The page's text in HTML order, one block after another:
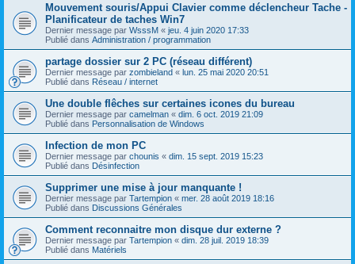
Mouvement souris/Appui Clavier comme déclencheur Tache -
Planificateur de taches Win7
Dernier message par WsssM « jeu. 4 juin 2020 17:33
Publié dans Administration / programmation
partage dossier sur 2 PC (réseau différent)
Dernier message par zombieland « lun. 25 mai 2020 20:51
Publié dans Réseau / internet
Une double flêches sur certaines icones du bureau
Dernier message par camelman « dim. 6 oct. 2019 21:09
Publié dans Personnalisation de Windows
Infection de mon PC
Dernier message par chounis « dim. 15 sept. 2019 15:23
Publié dans Désinfection
Supprimer une mise à jour manquante !
Dernier message par Tartempion « mer. 28 août 2019 18:16
Publié dans Discussions Générales
Comment reconnaitre mon disque dur externe ?
Dernier message par Tartempion « dim. 28 juil. 2019 18:39
Publié dans Matériels